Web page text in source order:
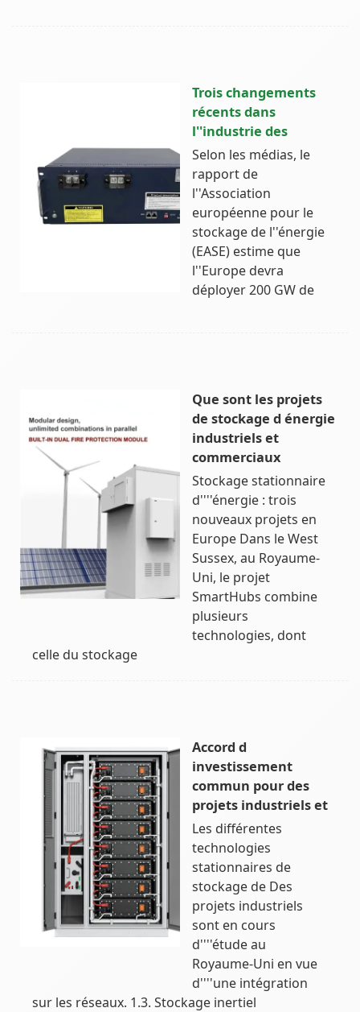
Trois changements
récents dans
l''industrie des
Selon les médias, le
rapport de
l''Association
européenne pour le
stockage de l''énergie
(EASE) estime que
l''Europe devra
déployer 200 GW de
Que sont les projets
de stockage d énergie
industriels et
commerciaux
Stockage stationnaire
d''''énergie : trois
nouveaux projets en
Europe Dans le West
Sussex, au Royaume-
Uni, le projet
SmartHubs combine
plusieurs
technologies, dont
celle du stockage
Accord d
investissement
commun pour des
projets industriels et
Les différentes
technologies
stationnaires de
stockage de Des
projets industriels
sont en cours
d''''étude au
Royaume-Uni en vue
d''''une intégration
sur les réseaux. 1.3. Stockage inertiel